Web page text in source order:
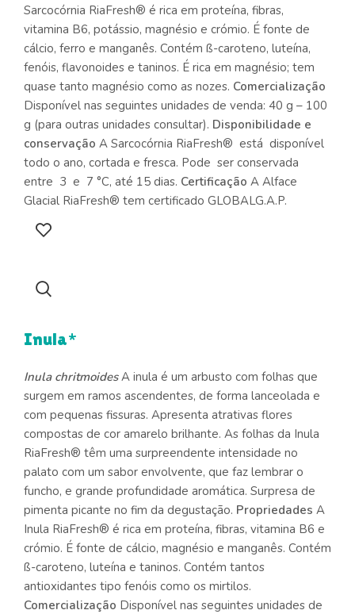
Sarcocórnia RiaFresh® é rica em proteína, fibras,
vitamina B6, potássio, magnésio e crómio. É fonte de
cálcio, ferro e manganês. Contém ß-caroteno, luteína,
fenóis, flavonoides e taninos. É rica em magnésio; tem
quase tanto magnésio como as nozes. Comercialização
Disponível nas seguintes unidades de venda: 40 g – 100
g (para outras unidades consultar). Disponibilidade e
conservação A Sarcocórnia RiaFresh® está disponível
todo o ano, cortada e fresca. Pode ser conservada
entre 3 e 7 °C, até 15 dias. Certificação A Alface
Glacial RiaFresh® tem certificado GLOBALG.A.P.
Inula*
Inula chritmoidesA inula é um arbusto com folhas que
surgem em ramos ascendentes, de forma lanceolada e
com pequenas fissuras. Apresenta atrativas flores
compostas de cor amarelo brilhante. As folhas da Inula
RiaFresh® têm uma surpreendente intensidade no
palato com um sabor envolvente, que faz lembrar o
funcho, e grande profundidade aromática. Surpresa de
pimenta picante no fim da degustação. Propriedades A
Inula RiaFresh® é rica em proteína, fibras, vitamina B6 e
crómio. É fonte de cálcio, magnésio e manganês. Contém
ß-caroteno, luteína e taninos. Contém tantos
antioxidantes tipo fenóis como os mirtilos.
Comercialização Disponível nas seguintes unidades de